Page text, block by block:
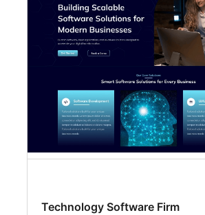
Technology Software Firm